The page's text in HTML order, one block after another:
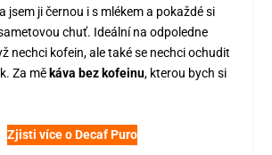
jsem ji černou i s mlékem a pokaždé si
chuť. Ideální na odpoledne
nechci kofein, ale také se nechci ochudit
Za mě káva bez kofeinu, kterou bych si
Zjisti více o Decaf Puro